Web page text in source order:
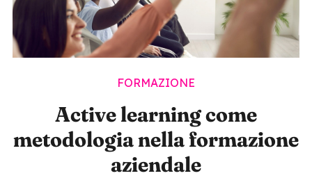
FORMAZIONE
Active learning come
metodologia nella formazione
aziendale